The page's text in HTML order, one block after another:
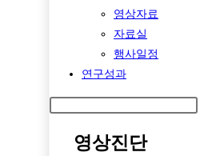
영상자료
자료실
행사일정
연구성과
영상진단